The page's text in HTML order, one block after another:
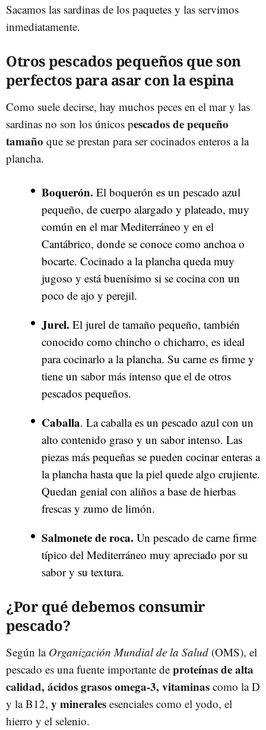
Sacamos las sardinas de los paquetes y las servimos
inmediatamente.
Otros pescados pequeños que son
perfectos para asar con la espina
Como suele decirse, hay muchos peces en el mar y las
sardinas no son los únicos pescados de pequeño
tamaño que se prestan para ser cocinados enteros a la
plancha.
Boquerón. El boquerón es un pescado azul
pequeño, de cuerpo alargado y plateado, muy
común en el mar Mediterráneo y en el
Cantábrico, donde se conoce como anchoa o
bocarte. Cocinado a la plancha queda muy
jugoso y está buenísimo si se cocina con un
poco de ajo y perejil.
Jurel. El jurel de tamaño pequeño, también
conocido como chincho o chicharro, es ideal
para cocinarlo a la plancha. Su carne es firme y
tiene un sabor más intenso que el de otros
pescados pequeños.
Caballa. La caballa es un pescado azul con un
alto contenido graso y un sabor intenso. Las
piezas más pequeñas se pueden cocinar enteras a
la plancha hasta que la piel quede algo crujiente.
Quedan genial con aliños a base de hierbas
frescas y zumo de limón.
Salmonete de roca. Un pescado de carne firme
típico del Mediterráneo muy apreciado por su
sabor y su textura.
¿Por qué debemos consumir
pescado?
Según la Organización Mundial de la Salud (OMS), el
pescado es una fuente importante de proteínas de alta
calidad, ácidos grasos omega-3, vitaminas como la D
y la B12, y minerales esenciales como el yodo, el
hierro y el selenio.